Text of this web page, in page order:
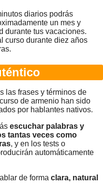
diarios podrás
un mes y
durante tus vacaciones.
curso durante diez años
las frases y términos de
de armenio han sido
por hablantes nativos.
escuchar palabras y
tantas veces como
, y en los tests o
automáticamente
de forma clara, natural